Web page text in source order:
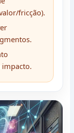
fricção).
impacto.